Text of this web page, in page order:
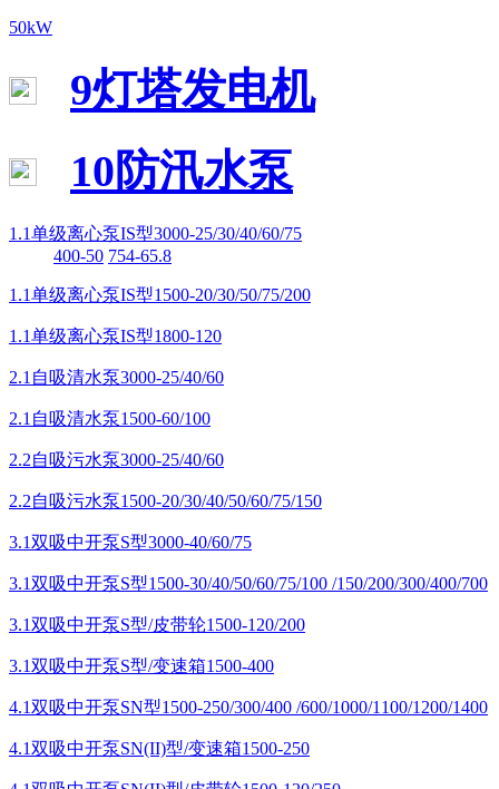
50kW
9灯塔发电机
10防汛水泵
1.1单级离心泵IS型3000-25/30/40/60/75
400-50 754-65.8
1.1单级离心泵IS型1500-20/30/50/75/200
1.1单级离心泵IS型1800-120
2.1自吸清水泵3000-25/40/60
2.1自吸清水泵1500-60/100
2.2自吸污水泵3000-25/40/60
2.2自吸污水泵1500-20/30/40/50/60/75/150
3.1双吸中开泵S型3000-40/60/75
3.1双吸中开泵S型1500-30/40/50/60/75/100 /150/200/300/400/700
3.1双吸中开泵S型/皮带轮1500-120/200
3.1双吸中开泵S型/变速箱1500-400
4.1双吸中开泵SN型1500-250/300/400 /600/1000/1100/1200/1400
4.1双吸中开泵SN(II)型/变速箱1500-250